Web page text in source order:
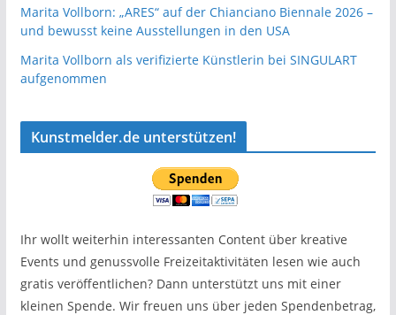
Marita Vollborn: „ARES“ auf der Chianciano Biennale 2026 –
und bewusst keine Ausstellungen in den USA
Marita Vollborn als verifizierte Künstlerin bei SINGULART
aufgenommen
Kunstmelder.de unterstützen!
Ihr wollt weiterhin interessanten Content über kreative
Events und genussvolle Freizeitaktivitäten lesen wie auch
gratis veröffentlichen? Dann unterstützt uns mit einer
kleinen Spende. Wir freuen uns über jeden Spendenbetrag,